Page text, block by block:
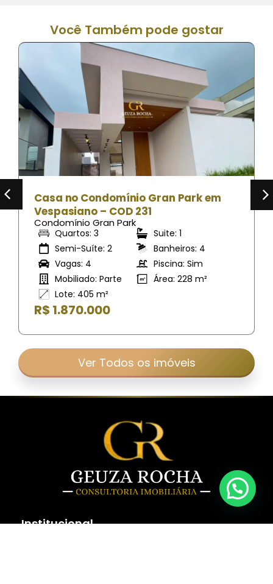
Você Também pode gostar
em
Casa no Condomínio Gran Park
Vespasiano – COD 024
Condomínio Gran Park
Quartos: 3
Semi-Suíte: 0
Vagas: 4
Mobiliado: Nao
R$ 1.950.000
Ver Todos os imóveis
Institucional